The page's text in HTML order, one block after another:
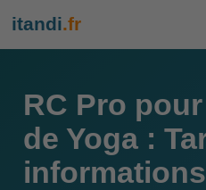
itandi.fr
RC Pro
de Yoga :
informations